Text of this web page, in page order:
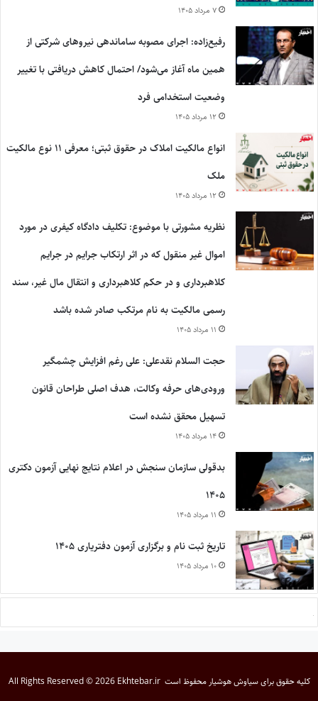
۷ مرداد ۱۴۰۵
رفیع‌زاده: اجرای مصوبه ساماندهی نیروهای شرکتی از
همین ماه آغاز می‌شود/ احتمال کاهش دریافتی با تغییر
وضعیت استخدامی فرد
۱۲ مرداد ۱۴۰۵
انواع مالکیت املاک در حقوق ثبتی؛ معرفی ۱۱ نوع مالکیت
ملک
۱۲ مرداد ۱۴۰۵
نظریه مشورتی با موضوع: تکلیف دادگاه کیفری در مورد
اموال غیر منقول که در اثر ارتکاب جرایم در جرایم
کلاهبرداری و در حکم کلاهبرداری و انتقال مال غیر، سند
رسمی مالکیت به نام مرتکب صادر شده باشد
۱۱ مرداد ۱۴۰۵
حجت السلام نقدعلی: علی رغم افزایش چشمگیر
ورودی‌های حرفه وکالت، هدف اصلی طراحان قانون
تسهیل محقق نشده است
۱۴ مرداد ۱۴۰۵
بدقولی سازمان سنجش در اعلام نتایج نهایی آزمون دکتری
۱۴۰۵
۱۱ مرداد ۱۴۰۵
تاریخ ثبت نام و برگزاری آزمون دفتریاری ۱۴۰۵
۱۰ مرداد ۱۴۰۵
کلیه حقوق برایسیاوش هوشیار محفوظ است All Rights Reserved © 2026 Ekhtebar.ir